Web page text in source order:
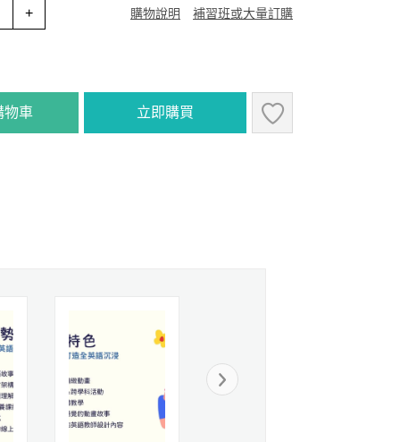
+ 購物說明 補習班或大量訂購
物車 立即購買